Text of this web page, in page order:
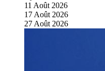
11 Août 2026
17 Août 2026
27 Août 2026